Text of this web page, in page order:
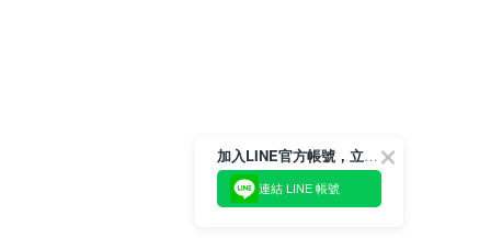
加入LINE官方帳號，立即獲得$100購物金!
連結 LINE 帳號